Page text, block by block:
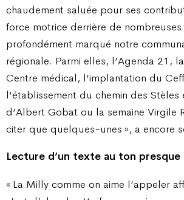
chaudement saluée pour ses
force motrice derrière de
profondément marqué notre
régionale. Parmi elles, l’Agenda 21,
Centre médical, l’implantation du
l’établissement du chemin des Stèles
d’Albert Gobat ou la semaine Virgile
citer que quelques-unes », a encore
Lecture d’un texte au ton presque
« La Milly comme on aime l’appeler